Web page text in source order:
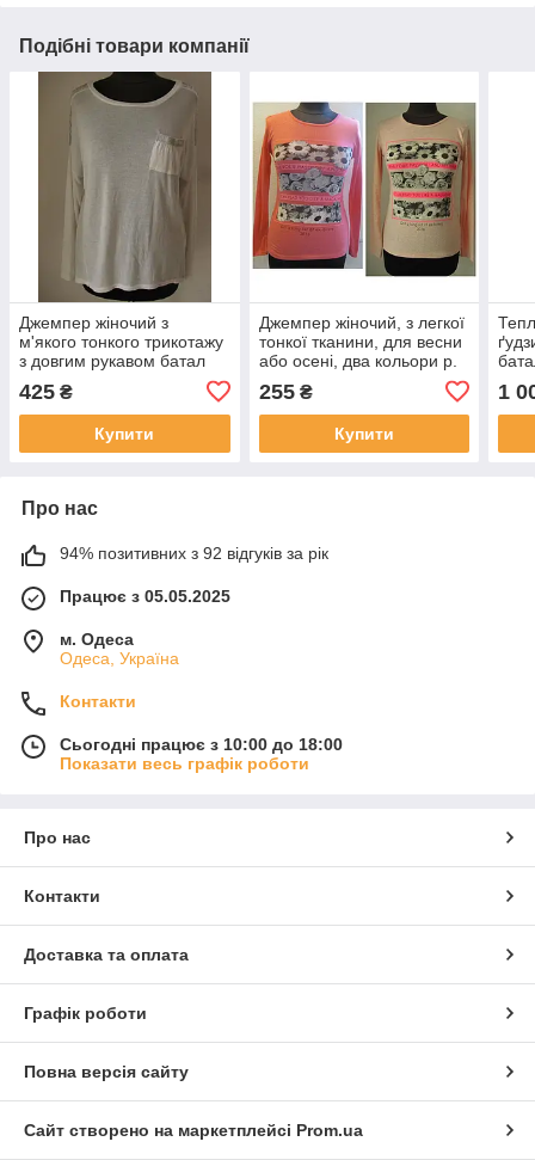
Подібні товари компанії
Джемпер жіночий з
м'якого тонкого трикотажу
з довгим рукавом батал
425 ₴
Купити
Джемпер жіночий, з легкої
тонкої тканини, для весни
або осені, два кольори р.
255₴
Купити
1
Про нас
94% позитивних з 92 відгуків за рік
Працює з 05.05.2025
м. Одеса
Одеса, Україна
Контакти
Сьогодні працює з 10:00 до 18:00
Показати весь графік роботи
Про нас
Контакти
Доставка та оплата
Графік роботи
Повна версія сайту
Сайт створено на маркетплейсі Prom.ua